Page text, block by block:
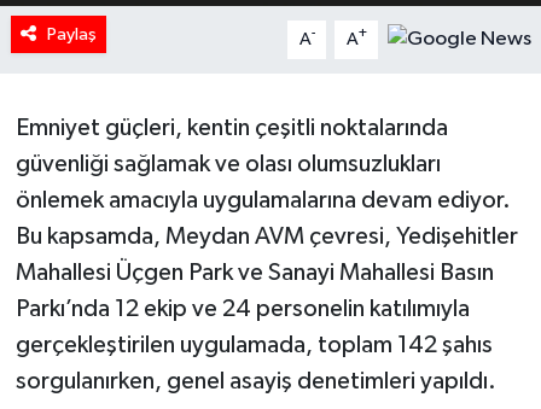
Paylaş A- A+
Emniyet güçleri, kentin çeşitli noktalarında
güvenliği sağlamak ve olası olumsuzlukları
önlemek amacıyla uygulamalarına devam ediyor.
Bu kapsamda, Meydan AVM çevresi, Yedişehitler
Mahallesi Üçgen Park ve Sanayi Mahallesi Basın
Parkı’nda 12 ekip ve 24 personelin katılımıyla
gerçekleştirilen uygulamada, toplam 142 şahıs
sorgulanırken, genel asayiş denetimleri yapıldı.
Oyun
SAĞLIK
Spor
Tarihi Yapılarımız
Teknoloji